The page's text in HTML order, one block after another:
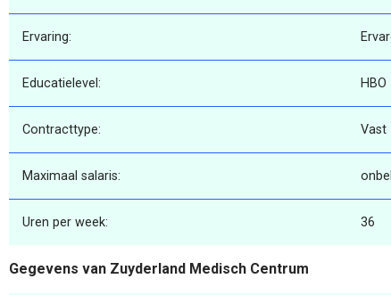
Ervaring:
Educatielevel: HBO
Contracttype: Vast
Maximaal salaris:
Uren per week: 36
Gegevens van Zuyderland Medisch Centrum